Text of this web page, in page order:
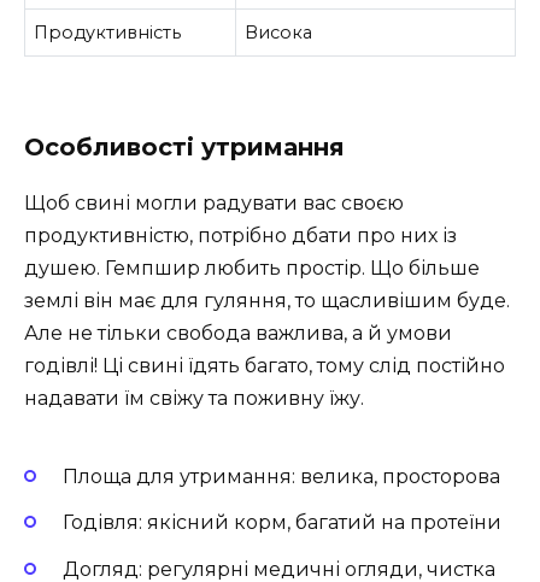
Продуктивність Висока
Особливості утримання
Щоб свині могли радувати вас своєю
продуктивністю, потрібно дбати про них із
душею. Гемпшир любить простір. Що більше
землі він має для гуляння, то щасливішим буде.
Але не тільки свобода важлива, а й умови
годівлі! Ці свині їдять багато, тому слід постійно
надавати їм свіжу та поживну їжу.
Площа для утримання: велика, просторова
Годівля: якісний корм, багатий на протеїни
Догляд: регулярні медичні огляди, чистка